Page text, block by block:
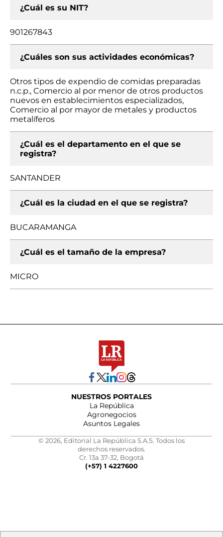
¿Cuál es su NIT?
901267843
¿Cuáles son sus actividades económicas?
Otros tipos de expendio de comidas preparadas
n.c.p., Comercio al por menor de otros productos
nuevos en establecimientos especializados,
Comercio al por mayor de metales y productos
metalíferos
¿Cuál es el departamento en el que se
registra?
SANTANDER
¿Cuál es la ciudad en el que se registra?
BUCARAMANGA
¿Cuál es el tamaño de la empresa?
MICRO
NUESTROS PORTALES
La República
Agronegocios
Asuntos Legales
© 2026, Editorial La República S.A.S. Todos los
derechos reservados.
Cr. 13a 37-32, Bogotá
(+57) 1 4227600